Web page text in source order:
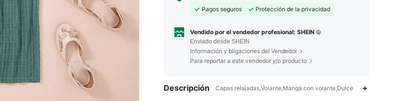
Pagos seguros
Protección de la privacidad
Vendido por el vendedor profesional: SHEIN
Enviado desde SHEIN
Información y bligaciones del Vendedor
Para reportar a este vendedor y/o producto
Descripción Capas relajadas,Volante,Manga con volante,Dulce